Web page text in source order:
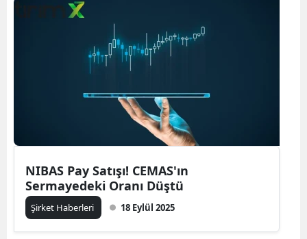
NIBAS Pay Satışı! CEMAS'ın
Sermayedeki Oranı Düştü
Şirket Haberleri 18 Eylül 2025